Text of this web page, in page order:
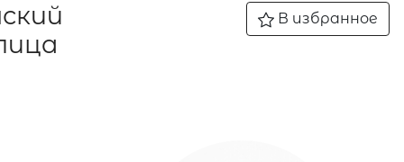
В избранное